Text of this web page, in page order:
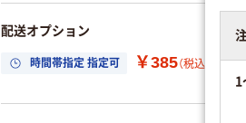
配送オプション
時間帯指定 指定可 ￥385（税込）
1